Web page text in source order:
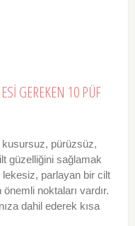
GEREKEN 10 PÜF
pürüzsüz,
güzelliğini sağlamak
parlayan bir cilt
noktaları vardır.
dahil ederek kısa